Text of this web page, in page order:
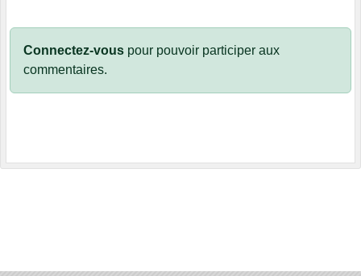
Connectez-vous pour pouvoir participer aux
commentaires.